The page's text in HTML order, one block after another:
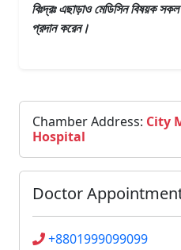
বিঃদ্রঃ এছাড়াওমেডিসিনবিষয়ক সকল
প্রদান করেন।
Chamber Address: City
Hospital
Doctor
+8801999099099